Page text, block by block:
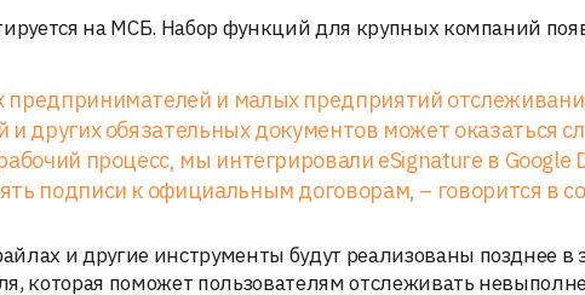
на МСБ. Набор функций для крупных компаний
и малых предприятий
и других обязательных документов может оказаться
процесс, мы интегрировали eSignature в Google
подписи к официальным договорам, – говорится в
и другие инструменты будут реализованы позднее в
которая поможет пользователям отслеживать